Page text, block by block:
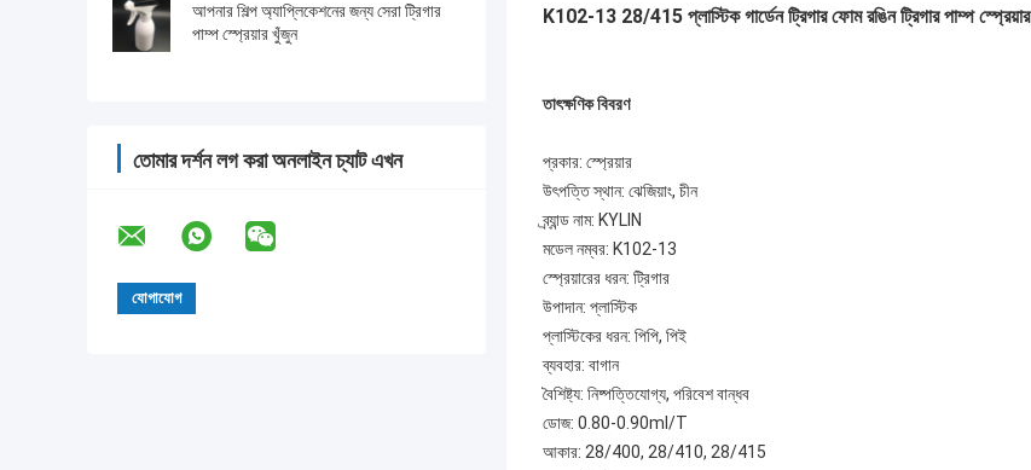
আপনার শিল্প অ্যাপ্লিকেশনের জন্য সেরা ট্রিগার
পাম্প স্প্রেয়ার খুঁজুন
তোমার দর্শন লগ করা অনলাইন চ্যাট এখন
K102-13 28/415 প্লাস্টিক গার্ডেন ট্রিগার ফোম রঙিন ট্রিগার পাম্প স্প্রেয়ার
তাৎক্ষণিক বিবরণ
প্রকার: স্প্রেয়ার
উৎপত্তি স্থান: ঝেজিয়াং, চীন
ব্র্যান্ড নাম: KYLIN
মডেল নম্বর: K102-13
স্প্রেয়ারের ধরন: ট্রিগার
উপাদান: প্লাস্টিক
প্লাস্টিকের ধরন: পিপি, পিই
ব্যবহার: বাগান
বৈশিষ্ট্য: নিষ্পত্তিযোগ্য, পরিবেশ বান্ধব
ডোজ: 0.80-0.90ml/T
আকার: 28/400, 28/410, 28/415